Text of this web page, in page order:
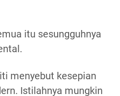
itu sesungguhnya
menyebut kesepian
Istilahnya mungkin